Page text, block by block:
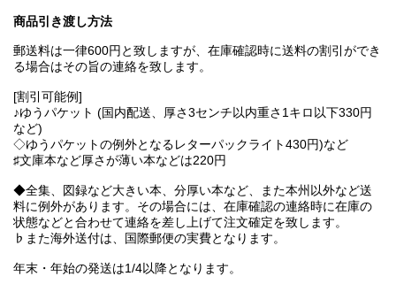
商品引き渡し方法
郵送料は一律600円と致しますが、在庫確認時に送料の割引ができ
る場合はその旨の連絡を致します。
[割引可能例]
♪ゆうパケット (国内配送、厚さ3センチ以内重さ1キロ以下330円
など)
◇ゆうパケットの例外となるレターパックライト430円)など
♯文庫本など厚さが薄い本などは220円
◆全集、図録など大きい本、分厚い本など、また本州以外など送
料に例外があります。その場合には、在庫確認の連絡時に在庫の
状態などと合わせて連絡を差し上げて注文確定を致します。
♭また海外送付は、国際郵便の実費となります。
年末・年始の発送は1/4以降となります。